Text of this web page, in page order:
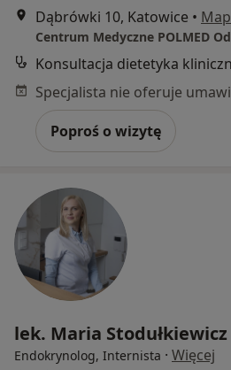
Dąbrówki 10, Katowice •
Centrum Medyczne POLMED
Konsultacja dietetyka
Poproś o wizytę
lek. Maria Stodułkiewicz
Endokrynolog, Internista · Więcej